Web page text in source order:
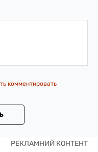
комментировать